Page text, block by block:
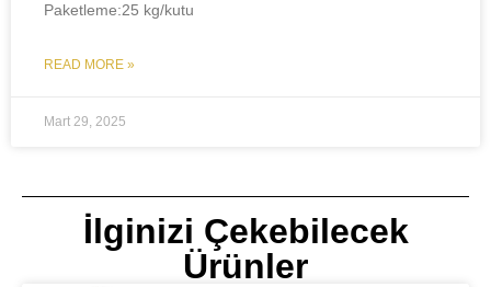
Paketleme:25 kg/kutu
READ MORE »
Mart 29, 2025
İlginizi Çekebilecek
Ürünler